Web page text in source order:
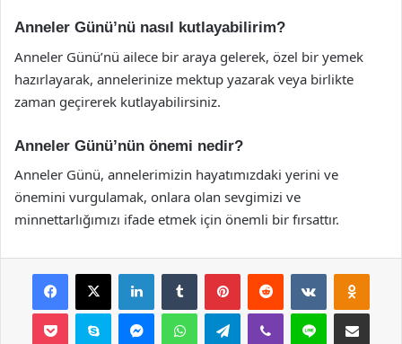
Anneler Günü’nü nasıl kutlayabilirim?
Anneler Günü’nü ailece bir araya gelerek, özel bir yemek
hazırlayarak, annelerinize mektup yazarak veya birlikte
zaman geçirerek kutlayabilirsiniz.
Anneler Günü’nün önemi nedir?
Anneler Günü, annelerimizin hayatımızdaki yerini ve
önemini vurgulamak, onlara olan sevgimizi ve
minnettarlığımızı ifade etmek için önemli bir fırsattır.
Facebook
X LinkedInTumblr PinterestReddit VKontakte
Pocket Skype MessengerWhatsAppTelegramViber Line E-Posta ile